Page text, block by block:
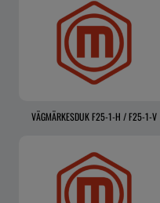
VÄGMÄRKESDUK F25-1-H / F25-1-V